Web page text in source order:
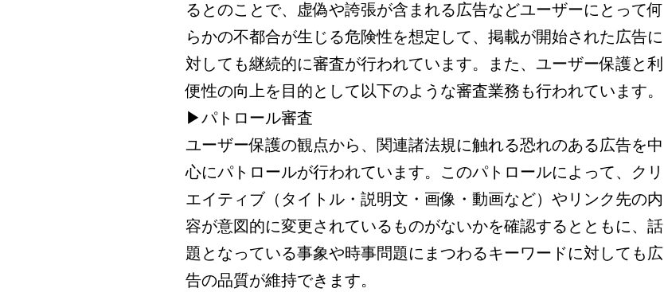
るとのことで、虚偽や誇張が含まれる広告などユーザーにとって何
らかの不都合が生じる危険性を想定して、掲載が開始された広告に
対しても継続的に審査が行われています。また、ユーザー保護と利
便性の向上を目的として以下のような審査業務も行われています。
▶パトロール審査
ユーザー保護の観点から、関連諸法規に触れる恐れのある広告を中
心にパトロールが行われています。このパトロールによって、クリ
エイティブ（タイトル・説明文・画像・動画など）やリンク先の内
容が意図的に変更されているものがないかを確認するとともに、話
題となっている事象や時事問題にまつわるキーワードに対しても広
告の品質が維持できます。